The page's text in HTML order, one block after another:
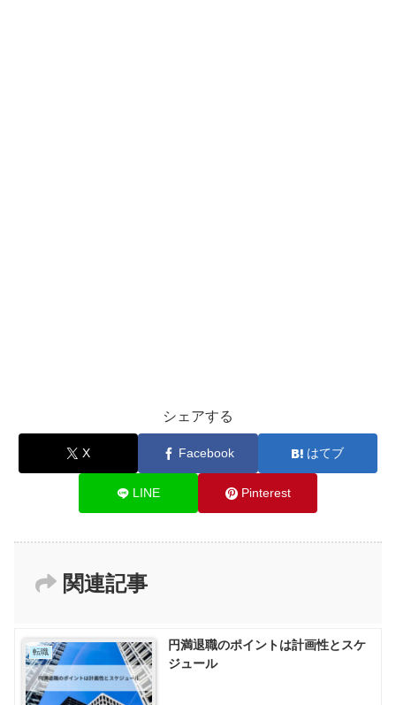
シェアする
X Facebook はてブ
LINE Pinterest
関連記事
転職
円満退職のポイントは計画性とスケ
ジュール